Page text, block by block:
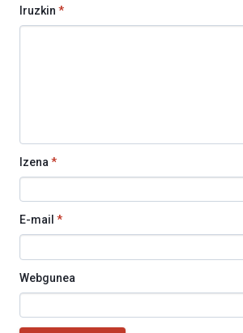
Iruzkin *
Izena *
E-mail *
Webgunea